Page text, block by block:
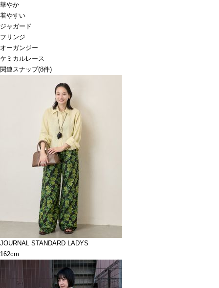
華やか
着やすい
ジャガード
フリンジ
オーガンジー
ケミカルレース
関連スナップ(8件)
JOURNAL STANDARD LADYS
162cm